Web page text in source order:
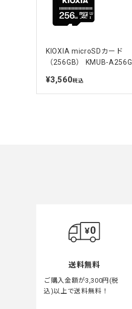
KIOXIA microSDカード
（256GB） KMUB-A256G
定
¥3,560税込
送料無料
ご購入金額が3,300円(税
込)以上で送料無料！